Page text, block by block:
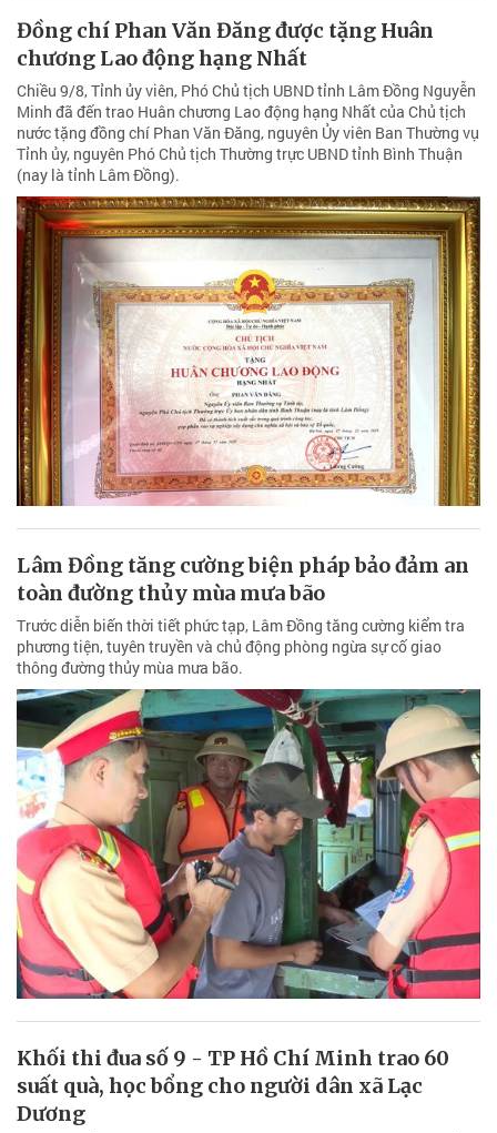
Đồng chí Phan Văn Đăng được tặng Huân
chương Lao động hạng Nhất
Chiều 9/8, Tỉnh ủy viên, Phó Chủ tịch UBND tỉnh Lâm Đồng Nguyễn
Minh đã đến trao Huân chương Lao động hạng Nhất của Chủ tịch
nước tặng đồng chí Phan Văn Đăng, nguyên Ủy viên Ban Thường vụ
Tỉnh ủy, nguyên Phó Chủ tịch Thường trực UBND tỉnh Bình Thuận
(nay là tỉnh Lâm Đồng).
Lâm Đồng tăng cường biện pháp bảo đảm an
toàn đường thủy mùa mưa bão
Trước diễn biến thời tiết phức tạp, Lâm Đồng tăng cường kiểm tra
phương tiện, tuyên truyền và chủ động phòng ngừa sự cố giao
thông đường thủy mùa mưa bão.
Khối thi đua số 9 - TP Hồ Chí Minh trao 60
suất quà, học bổng cho người dân xã Lạc
Dương